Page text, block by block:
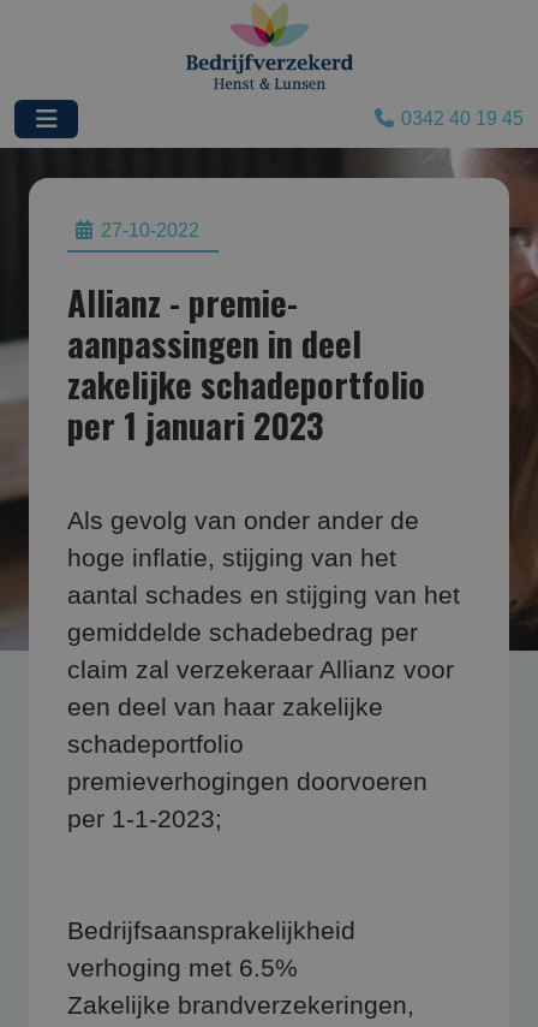
0342 40 19 45
27-10-2022
Allianz - premie-
aanpassingen in deel
zakelijke schadeportfolio
per 1 januari 2023
Als gevolg van onder ander de
hoge inflatie, stijging van het
aantal schades en stijging van het
gemiddelde schadebedrag per
claim zal verzekeraar Allianz voor
een deel van haar zakelijke
schadeportfolio
premieverhogingen doorvoeren
per 1-1-2023;
Bedrijfsaansprakelijkheid
verhoging met 6.5%
Zakelijke brandverzekeringen,